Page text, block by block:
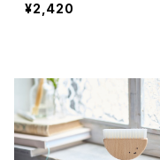
¥2,420